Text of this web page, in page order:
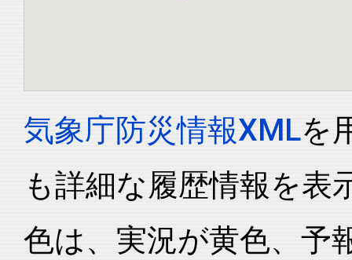
気象庁防災情報XMLを
も詳細な履歴情報を表
色は、実況が黄色、予